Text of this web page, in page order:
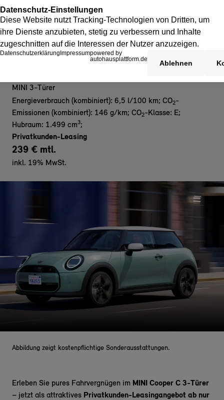
MINI 3-Türer
Energieverbrauch (kombiniert): 6,5 l/100 km; CO2-
Emissionen (kombiniert): 146 g/km; CO2-Klasse: E;
Hubraum: 1.499 cm3;
Privatkunden-Leasing
239 € mtl.
inkl. 19% MwSt.
Abbildung zeigt kostenpflichtige Sonderausstattungen.
Erleben Sie pures Fahrvergnügen im MINI Cooper C 3-Türer
– jetzt als attraktives Privatkunden-Leasingangebot ab nur